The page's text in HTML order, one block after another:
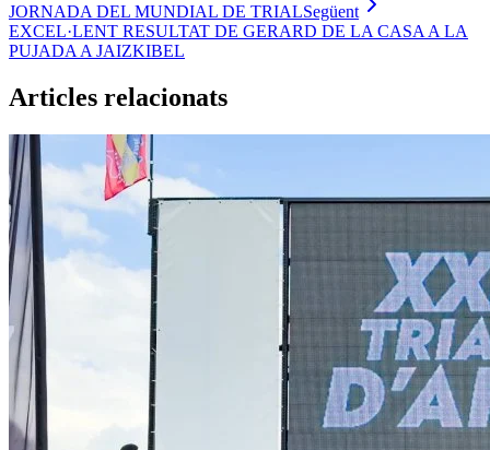
JORNADA DEL MUNDIAL DE TRIALSegüent
EXCEL·LENT RESULTAT DE GERARD DE LA CASA A LA
PUJADA A JAIZKIBEL
Articles relacionats